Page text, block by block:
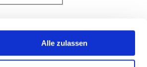
Alle zulassen